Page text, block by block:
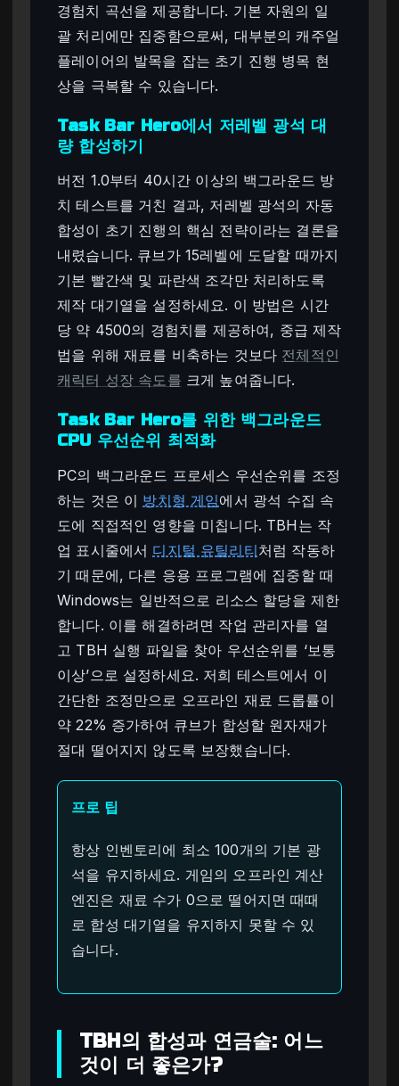
경험치 곡선을 제공합니다. 기본 자원의 일
괄 처리에만 집중함으로써, 대부분의 캐주얼
플레이어의 발목을 잡는 초기 진행 병목 현
상을 극복할 수 있습니다.
Task Bar Hero에서 저레벨 광석 대
량 합성하기
버전 1.0부터 40시간 이상의 백그라운드 방
치 테스트를 거친 결과, 저레벨 광석의 자동
합성이 초기 진행의 핵심 전략이라는 결론을
내렸습니다. 큐브가 15레벨에 도달할 때까지
기본 빨간색 및 파란색 조각만 처리하도록
제작 대기열을 설정하세요. 이 방법은 시간
당 약 4500의 경험치를 제공하여, 중급 제작
법을 위해 재료를 비축하는 것보다 전체적인
캐릭터 성장 속도를 크게 높여줍니다.
Task Bar Hero를 위한 백그라운드
CPU 우선순위 최적화
PC의 백그라운드 프로세스 우선순위를 조정
하는 것은 이 방치형 게임에서 광석 수집 속
도에 직접적인 영향을 미칩니다. TBH는 작
업 표시줄에서 디지털 유틸리티처럼 작동하
기 때문에, 다른 응용 프로그램에 집중할 때
Windows는 일반적으로 리소스 할당을 제한
합니다. 이를 해결하려면 작업 관리자를 열
고 TBH 실행 파일을 찾아 우선순위를 ‘보통
이상’으로 설정하세요. 저희 테스트에서 이
간단한 조정만으로 오프라인 재료 드롭률이
약 22% 증가하여 큐브가 합성할 원자재가
절대 떨어지지 않도록 보장했습니다.
프로 팁
항상 인벤토리에 최소 100개의 기본 광
석을 유지하세요. 게임의 오프라인 계산
엔진은 재료 수가 0으로 떨어지면 때때
로 합성 대기열을 유지하지 못할 수 있
습니다.
TBH의 합성과 연금술: 어느
것이 더 좋은가?